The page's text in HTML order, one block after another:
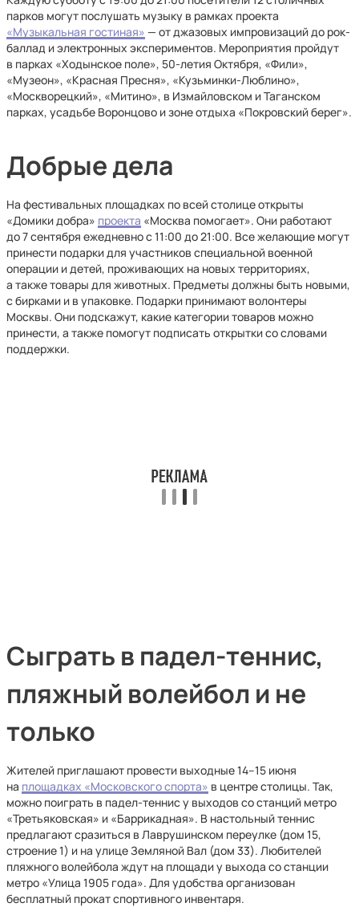
парков могут послушать музыку в рамках проекта
«Музыкальная гостиная» — от джазовых импровизаций до рок-
баллад и электронных экспериментов. Мероприятия пройдут
в парках «Ходынское поле», 50-летия Октября, «Фили»,
«Музеон», «Красная Пресня», «Кузьминки-Люблино»,
«Москворецкий», «Митино», в Измайловском и Таганском
парках, усадьбе Воронцово и зоне отдыха «Покровский берег».
Добрые дела
На фестивальных площадках по всей столице открыты
«Домики добра» проекта «Москва помогает». Они работают
до 7 сентября ежедневно с 11:00 до 21:00. Все желающие могут
принести подарки для участников специальной военной
операции и детей, проживающих на новых территориях,
а также товары для животных. Предметы должны быть новыми,
с бирками и в упаковке. Подарки принимают волонтеры
Москвы. Они подскажут, какие категории товаров можно
принести, а также помогут подписать открытки со словами
поддержки.
Сыграть в падел-теннис,
пляжный волейбол и не
только
Жителей приглашают провести выходные 14–15 июня
на площадках «Московского спорта» в центре столицы. Так,
можно поиграть в падел-теннис у выходов со станций метро
«Третьяковская» и «Баррикадная». В настольный теннис
предлагают сразиться в Лаврушинском переулке (дом 15,
строение 1) и на улице Земляной Вал (дом 33). Любителей
пляжного волейбола ждут на площади у выхода со станции
метро «Улица 1905 года». Для удобства организован
бесплатный прокат спортивного инвентаря.